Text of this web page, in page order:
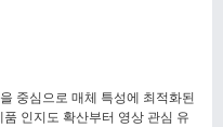
중심으로 매체 특성에 최적화된
인지도 확산부터 영상 관심 유